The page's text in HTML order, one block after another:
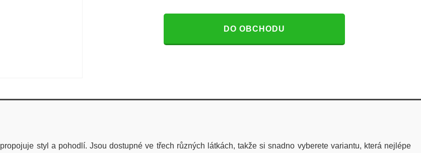
DO OBCHODU
styl a pohodlí. Jsou dostupné ve třech různých látkách, takže si snadno vyberete variantu, která nejlépe